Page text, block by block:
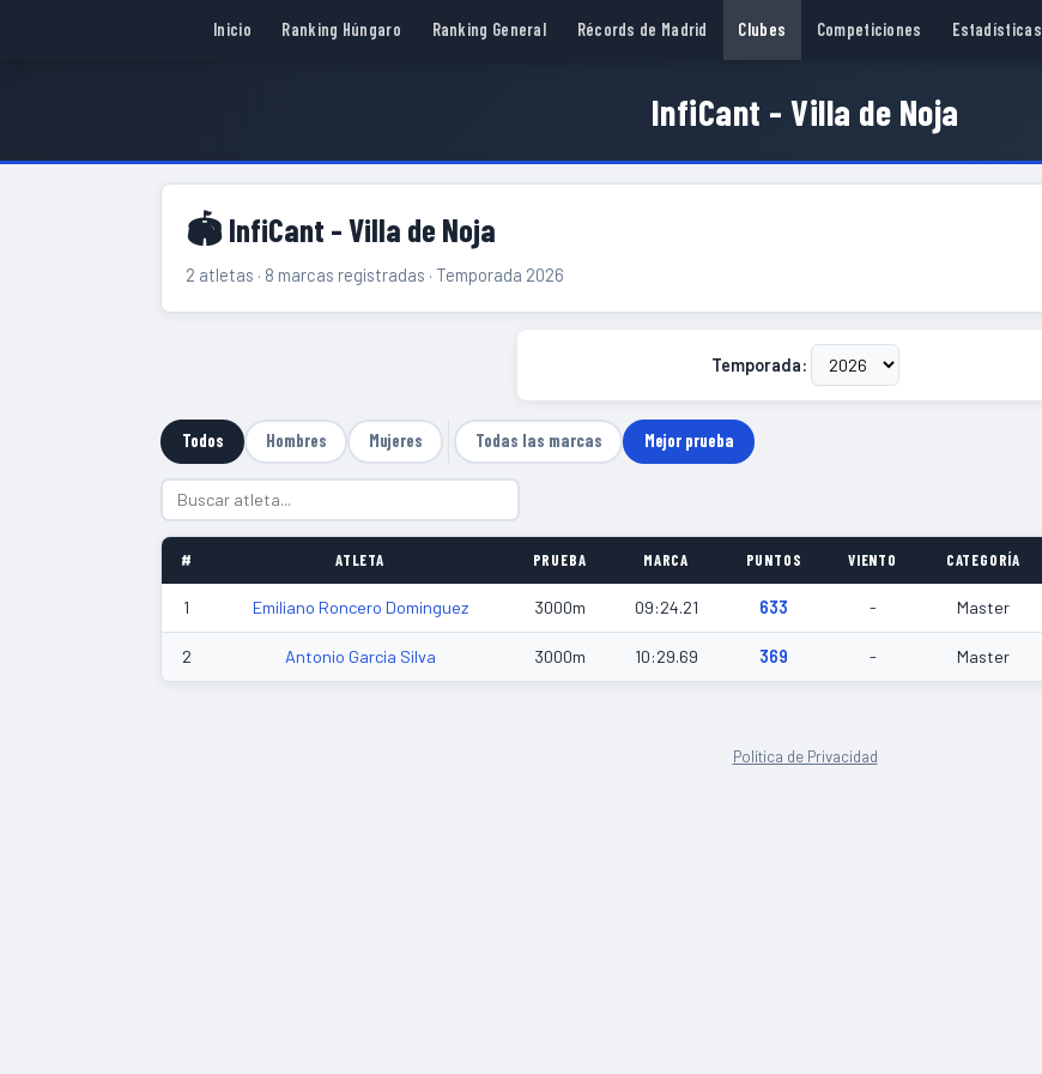
Inicio Ranking Húngaro Ranking General Récords de Madrid Clubes Competiciones Estadísticas
InfiCant - Villa de Noja
🏟 InfiCant - Villa de Noja
2 atletas · 8 marcas registradas · Temporada 2026
Temporada:
Todos Hombres Mujeres Todas las marcas Mejor prueba
# ATLETA PRUEBA MARCA PUNTOS VIENTO CATEGORÍA
1 Emiliano Roncero Dominguez 3000m 09:24.21 633 - Master
2 Antonio Garcia Silva 3000m 10:29.69 369 - Master
Política de Privacidad